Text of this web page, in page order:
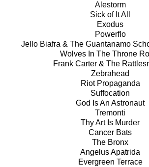
Alestorm
Sick of It All
Exodus
Powerflo
Jello Biafra & The Guantanamo
Wolves In The Throne
Frank Carter & The
Zebrahead
Riot Propaganda
Suffocation
God Is An Astronaut
Tremonti
Thy Art Is Murder
Cancer Bats
The Bronx
Angelus Apatrida
Evergreen Terrace